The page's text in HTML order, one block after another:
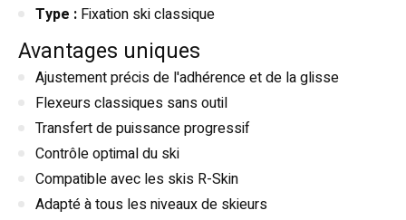
Type : Fixation ski classique
Avantages uniques
Ajustement précis de l'adhérence et de la glisse
Flexeurs classiques sans outil
Transfert de puissance progressif
Contrôle optimal du ski
Compatible avec les skis R-Skin
Adapté à tous les niveaux de skieurs